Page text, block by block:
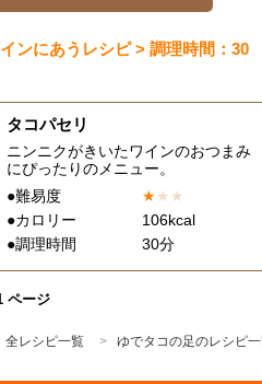
ンにあうレシピ > 調理時間：30
タコパセリ
ニンニクがきいたワインのおつまみ
にぴったりのメニュー。
●難易度
★★ ★
●カロリー
106kcal
●調理時間
30分
ページ
全レシピ一覧 ゆでタコの足のレシピ